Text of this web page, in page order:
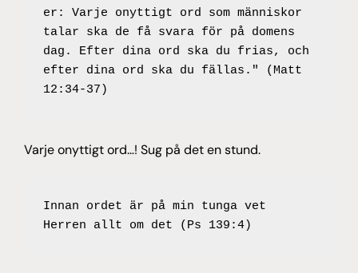
er: Varje onyttigt ord som människor
talar ska de få svara för på domens
dag. Efter dina ord ska du frias, och
efter dina ord ska du fällas." (Matt
12:34-37)
Varje onyttigt ord…! Sug på det en stund.
Innan ordet är på min tunga vet
Herren allt om det (Ps 139:4)